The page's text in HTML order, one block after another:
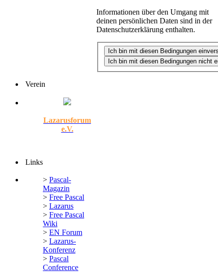
Informationen über den Umgang mit
deinen persönlichen Daten sind in der
Datenschutzerklärung enthalten.
Verein
Lazarusforum
e.V.
Links
> Pascal-
Magazin
> Free Pascal
> Lazarus
> Free Pascal
Wiki
> EN Forum
> Lazarus-
Konferenz
> Pascal
Conference